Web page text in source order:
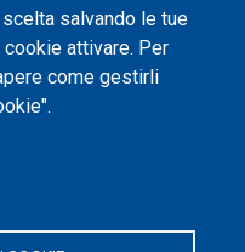
salvando le tue
attivare. Per
come gestirli